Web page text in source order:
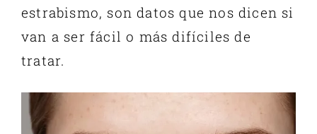
estrabismo, son datos que nos dicen si
van a ser fácil o más difíciles de
tratar.